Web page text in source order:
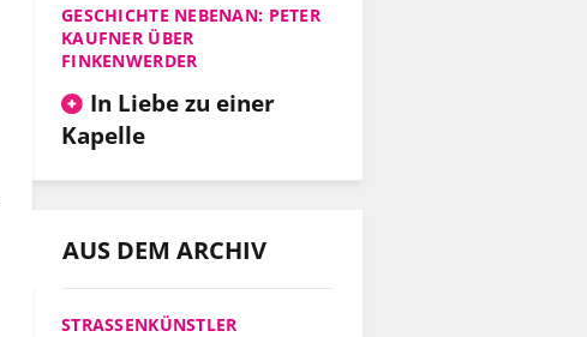
GESCHICHTE NEBENAN: PETER
KAUFNER ÜBER
FINKENWERDER
In Liebe zu einer
Kapelle
AUS DEM ARCHIV
STRASSENKÜNSTLER